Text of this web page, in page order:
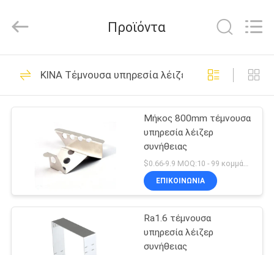
ΣΠΊΤΙ
ΠΡΟΪΌΝΤΑ
ΣΧΕΤΙΚΆ
ΕΠΙΣΚΈΨΕΙΣ
Tuofa
Technology
All
Reserved.
CNC που
επεξεργάζεται τα
μέρη στη μηχανή
306
CNC μέρη άλεσης
102
Προϊόντα
ΚΙΝΑ Τέμνουσα υπηρεσία λέιζερ συνήθειας
Μήκος 800mm τέμνουσα
υπηρεσία λέιζερ
συνήθειας
$0.66-9.9 MOQ:10 - 99 κομμάτια
ΕΠΙΚΟΙΝΩΝΊΑ
Ra1.6 τέμνουσα
υπηρεσία λέιζερ
συνήθειας